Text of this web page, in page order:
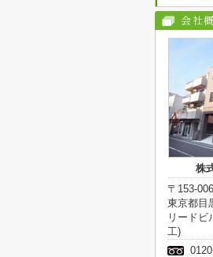
会社
株
〒153-
東京都目
リードビ
工)